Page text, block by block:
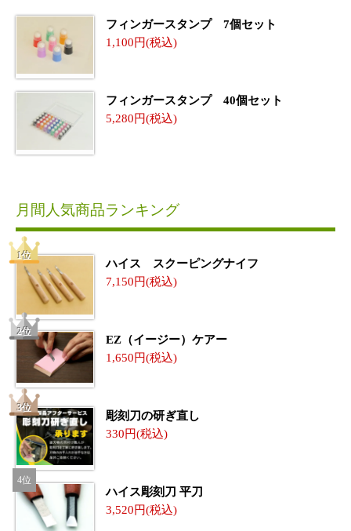
フィンガースタンプ 7個セット
1,100
フィンガースタンプ 40個セット
5,280
月間人気商品ランキング
ハイス スクーピングナイフ
7,150
EZ（イージー）ケアー
1,650
彫刻刀の研ぎ直し
330
ハイス彫刻刀 平刀
3,520